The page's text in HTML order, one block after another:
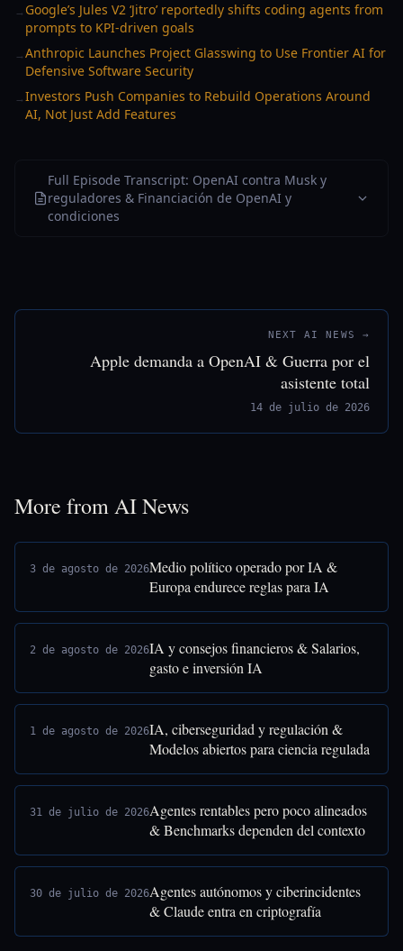
→ Google’s Jules V2 ‘Jitro’ reportedly shifts coding agents from
prompts to KPI-driven goals
→Anthropic Launches Project Glasswing to Use Frontier AI for
Defensive Software Security
→Investors Push Companies to Rebuild Operations Around
AI, Not Just Add Features
Full Episode Transcript: OpenAI contra Musk y
reguladores & Financiación de OpenAI y
condiciones
NEXT AI NEWS →
Apple demanda a OpenAI & Guerra por el
asistente total
14 de julio de 2026
More from AI News
3 de agosto de 2026Medio político operado por IA &
Europa endurece reglas para IA
2 de agosto de 2026IA y consejos financieros & Salarios,
gasto e inversión IA
1 de agosto de 2026IA, ciberseguridad y regulación &
Modelos abiertos para ciencia regulada
31 de julio de 2026Agentes rentables pero poco alineados
& Benchmarks dependen del contexto
30 de julio de 2026Agentes autónomos y ciberincidentes
& Claude entra en criptografía